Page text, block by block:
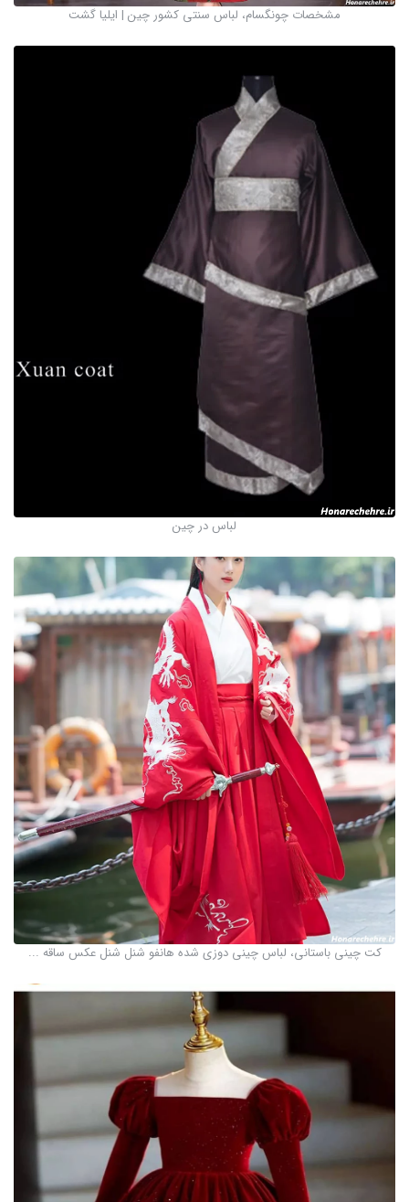
مشخصات چونگسام، لباس سنتی کشور چین | ایلیا گشت
لباس در چین
کت چینی باستانی، لباس چینی دوزی شده هانفو شنل شنل عکس ساقه ...